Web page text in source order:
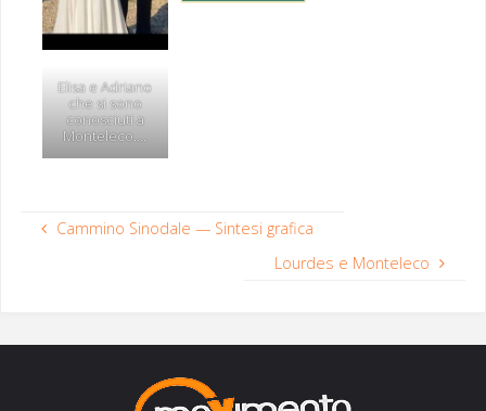
Elisa e Adri­ano
che si sono
conosciu­ti a
Monteleco….
Cammino Sinodale — Sintesi grafica
Lourdes e Monteleco